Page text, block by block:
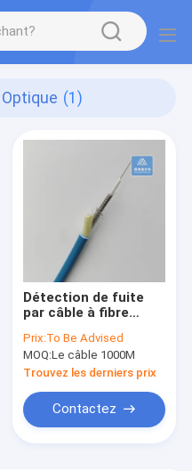
(1)
Détection de fuite
par câble à fibre
de fuite par câble
blindé duplex de 5,0
mm
Prix:To Be Advised
MOQ:Le câble 1000M
Trouvez les derniers prix
Contactez